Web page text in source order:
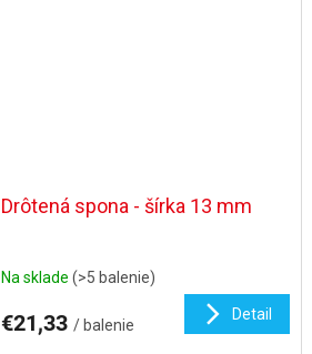
Drôtená spona - šírka 13 mm
Na sklade (>5 balenie)
€21,33 / balenie
Detail